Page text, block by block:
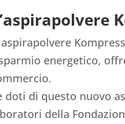
aspirapolvere
energetico,
doti di questo nuovo
della